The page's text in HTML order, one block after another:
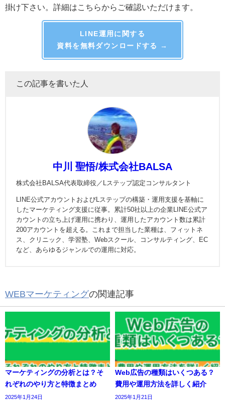
声掛け下さい。詳細はこちらからご確認いただけます。
中川 聖悟/株式会社BALSA
株式会社BALSA代表取締役／Lステップ認定コンサルタント
LINE公式アカウントおよびLステップの構築・運用支援を基軸
にしたマーケティング支援に従事。累計50社以上の企業LINE公
式アカウントの立ち上げ運用に携わり、運用したアカウント数
は累計200アカウントを超える。これまで担当した業種は、フ
の関連記事